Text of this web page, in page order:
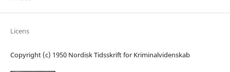
Licens
Copyright (c) 1950 Nordisk Tidsskrift for Kriminalvidenskab